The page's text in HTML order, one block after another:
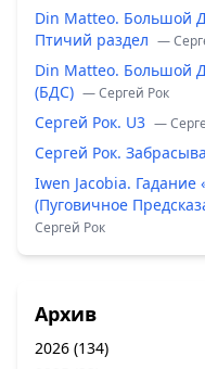
Din Matteo. Большой
Птичий раздел —
Din Matteo. Большой
(БДС) — Сергей Рок
Сергей Рок. U3 —
Сергей Рок.
Iwen Jacobia.
(Пуговичное
Сергей Рок
Архив
2026 (134)